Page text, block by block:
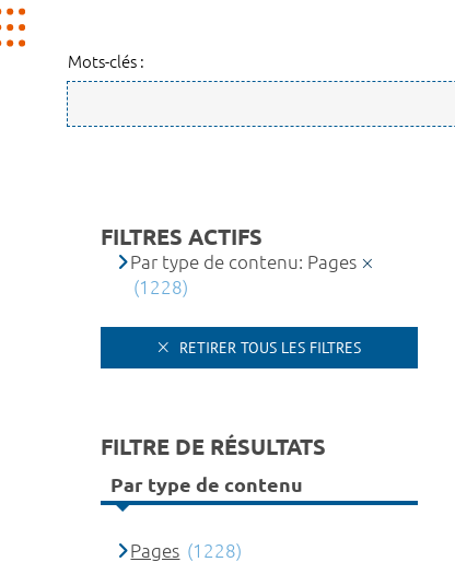
Mots-clés :
FILTRES ACTIFS
Par type de contenu: Pages
(1228)
RETIRER TOUS LES FILTRES
FILTRE DE RÉSULTATS
Par type de contenu
Pages (1228)